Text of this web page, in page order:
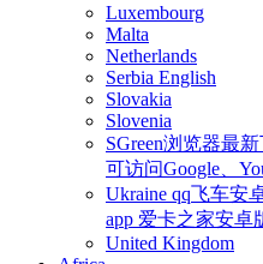
Luxembourg
Malta
Netherlands
Serbia English
Slovakia
Slovenia
SGreen浏览器最
可访问Google、
Ukraine qq飞车安
app 爱卡之家安卓
United Kingdom